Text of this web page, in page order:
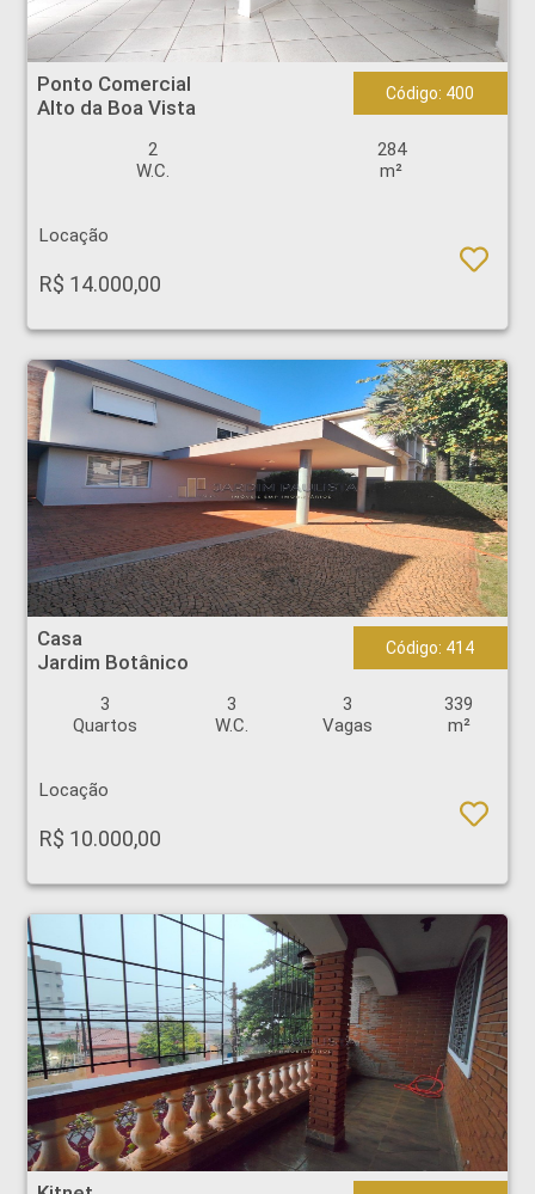
Ponto Comercial - Alto da Boa Vista - Ribeirão Preto
Ponto Comercial
Alto da Boa Vista
Código: 400
2
W.C.
284
m²
Locação
R$ 14.000,00
Casa - Jardim Botânico - Ribeirão Preto
Casa
Jardim Botânico
Código: 414
3
Quartos
3
W.C.
3
Vagas
339
m²
Locação
R$ 10.000,00
Kitnet - Jardim Paulista - Ribeirão Preto